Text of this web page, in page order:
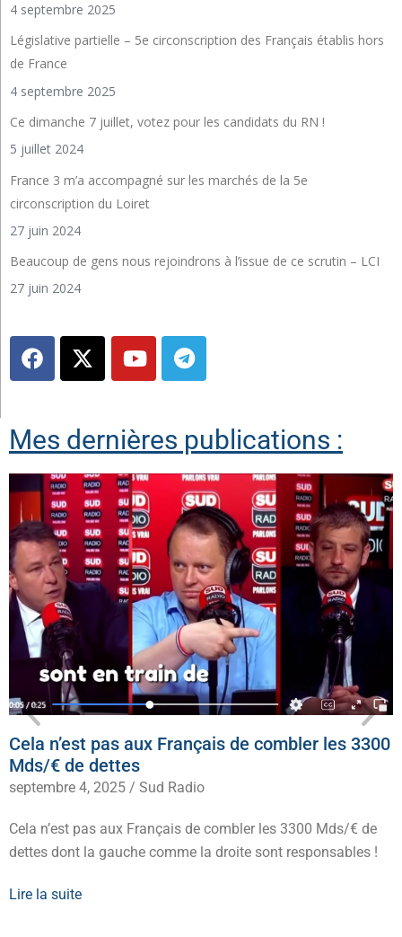
4 septembre 2025
Législative partielle – 5e circonscription des Français établis hors
de France
4 septembre 2025
Ce dimanche 7 juillet, votez pour les candidats du RN !
5 juillet 2024
France 3 m’a accompagné sur les marchés de la 5e
circonscription du Loiret
27 juin 2024
Beaucoup de gens nous rejoindrons à l’issue de ce scrutin – LCI
27 juin 2024
Mes dernières publications :
Cela n’est pas aux Français de combler les 3300
Mds/€ de dettes
septembre 4, 2025 / Sud Radio
Cela n’est pas aux Français de combler les 3300 Mds/€ de
dettes dont la gauche comme la droite sont responsables !
Lire la suite